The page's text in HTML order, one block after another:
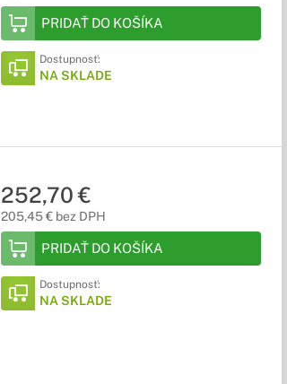
PRIDAŤ DO KOŠÍKA
Dostupnosť:
NA SKLADE
252,70 €
205,45 € bez DPH
PRIDAŤ DO KOŠÍKA
Dostupnosť:
NA SKLADE